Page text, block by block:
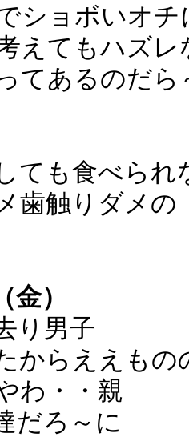
ショボいオチ
えてもハズ
てあるのだら
ても食べられ
歯触りダメの
金）
り男子
からええもの
わ・・親
だろ～に